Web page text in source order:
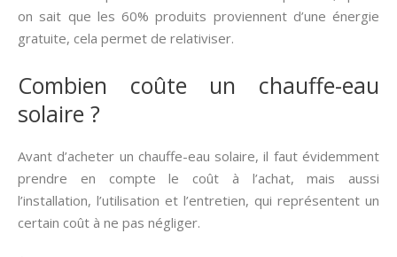
on sait que les 60% produits proviennent d’une énergie
gratuite, cela permet de relativiser.
Combien coûte un chauffe-eau
solaire ?
Avant d’acheter un chauffe-eau solaire, il faut évidemment
prendre en compte le coût à l’achat, mais aussi
l’installation, l’utilisation et l’entretien, qui représentent un
certain coût à ne pas négliger.